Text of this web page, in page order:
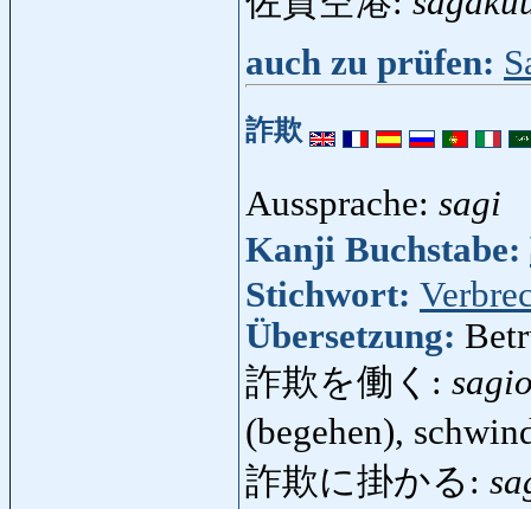
auch zu prüfen:
詐欺
Aussprache: sagi
Kanji Buchstabe:
Stichwort:
Übersetzung:
詐欺を働く:
(begehen),
詐欺に掛かる: